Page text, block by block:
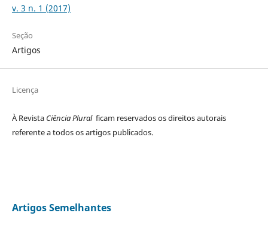
v. 3 n. 1 (2017)
Seção
Artigos
Licença
À Revista Ciência Plural ficam reservados os direitos autorais
referente a todos os artigos publicados.
Artigos Semelhantes